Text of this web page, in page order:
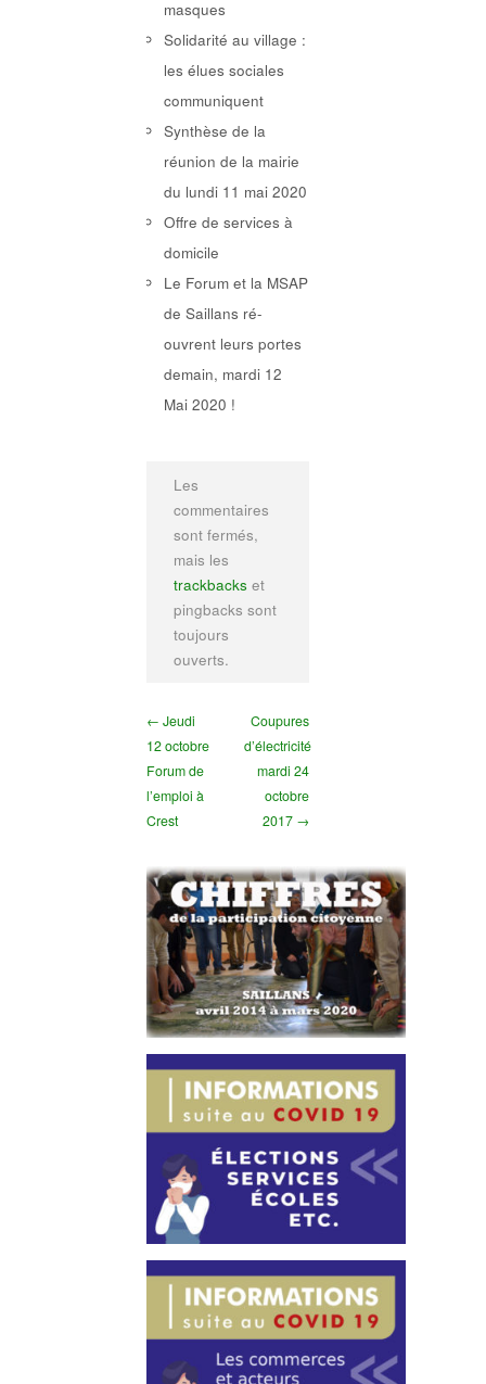
masques
Solidarité au village :
les élues sociales
communiquent
Synthèse de la
réunion de la mairie
du lundi 11 mai 2020
Offre de services à
domicile
Le Forum et la MSAP
de Saillans ré-
ouvrent leurs portes
demain, mardi 12
Mai 2020 !
Les
commentaires
sont fermés,
mais les
trackbacks et
pingbacks sont
toujours
ouverts.
← Jeudi
12 octobre
Forum de
l’emploi à
Crest
Coupures
d’électricité
mardi 24
octobre
2017 →